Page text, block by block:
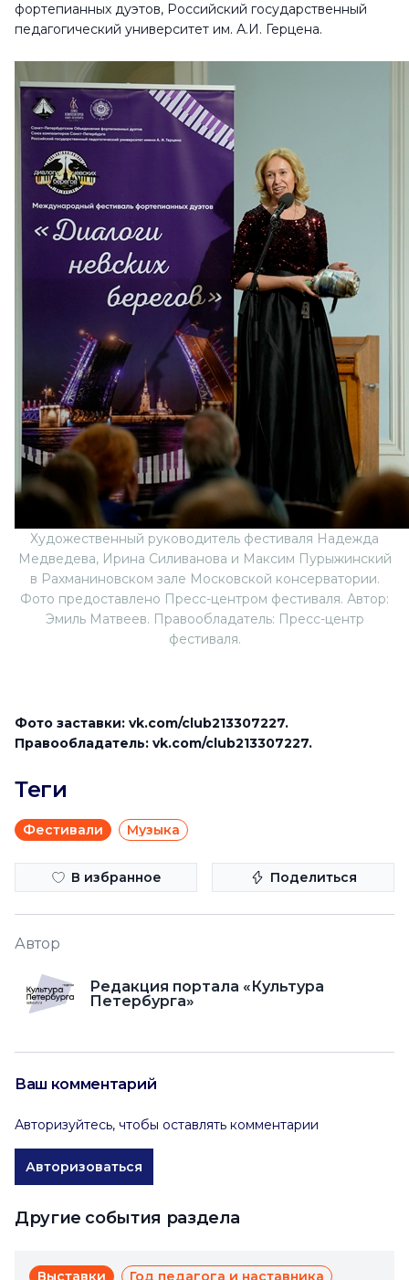
фортепианных дуэтов, Российский государственный
педагогический университет им. А.И. Герцена.
Художественный руководитель фестиваля Надежда
Медведева, Ирина Силиванова и Максим Пурыжинский
в Рахманиновском зале Московской консерватории.
Фото предоставлено Пресс-центром фестиваля. Автор:
Эмиль Матвеев. Правообладатель: Пресс-центр
фестиваля.
Фото заставки: vk.com/club213307227.
Правообладатель: vk.com/club213307227.
Теги
Фестивали Музыка
В избранное Поделиться
Автор
Редакция портала «Культура
Петербурга»
Ваш комментарий
Авторизуйтесь, чтобы оставлять комментарии
Авторизоваться
Другие события раздела
Выставки Год педагога и наставника